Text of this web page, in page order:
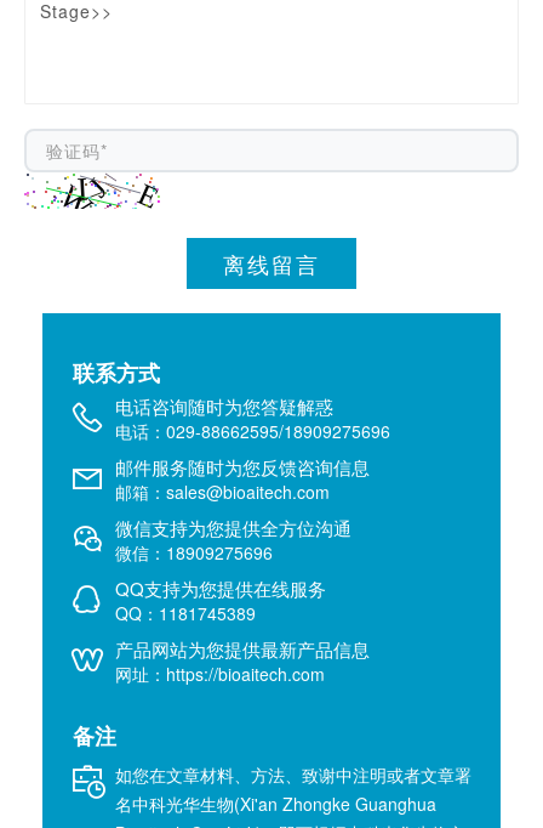
离线留言
联系方式
电话咨询随时为您答疑解惑
电话：029-88662595/18909275696
邮件服务随时为您反馈咨询信息
邮箱：sales@bioaitech.com
微信支持为您提供全方位沟通
微信：18909275696
QQ支持为您提供在线服务
QQ：1181745389
产品网站为您提供最新产品信息
网址：https://bioaitech.com
备注
如您在文章材料、方法、致谢中注明或者文章署
名中科光华生物(Xi'an Zhongke Guanghua